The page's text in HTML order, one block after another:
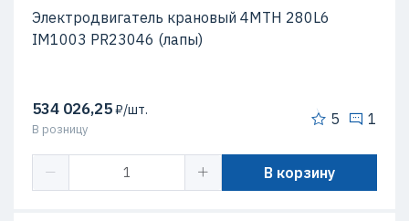
Электродвигатель крановый 4МТН 280L6
IM1003 PR23046 (лапы)
534 026,25₽/шт.
В розницу
5 1
В корзину